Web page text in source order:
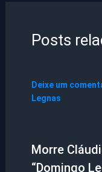
Posts
Deixe um
Legnas
Morre
“Domingo